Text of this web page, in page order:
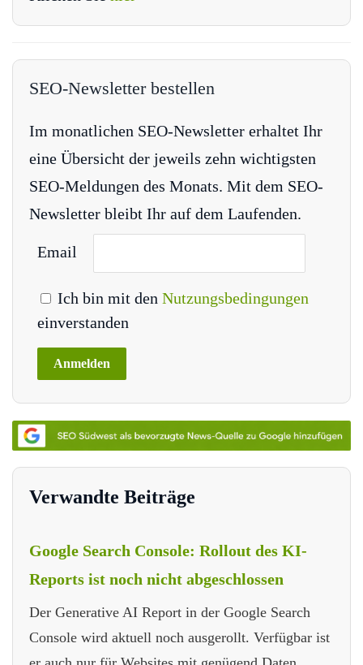
SEO-Newsletter bestellen
Im monatlichen SEO-Newsletter erhaltet Ihr
eine Übersicht der jeweils zehn wichtigsten
SEO-Meldungen des Monats. Mit dem SEO-
Newsletter bleibt Ihr auf dem Laufenden.
Email
Ich bin mit den Nutzungsbedingungen
einverstanden
Verwandte Beiträge
Google Search Console: Rollout des KI-
Reports ist noch nicht abgeschlossen
Der Generative AI Report in der Google Search
Console wird aktuell noch ausgerollt. Verfügbar ist